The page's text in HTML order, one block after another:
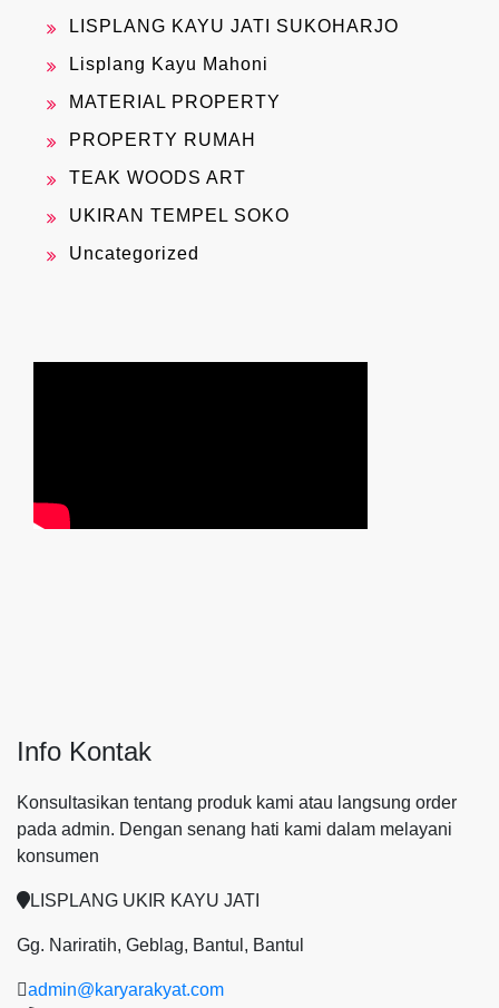
LISPLANG KAYU JATI SUKOHARJO
Lisplang Kayu Mahoni
MATERIAL PROPERTY
PROPERTY RUMAH
TEAK WOODS ART
UKIRAN TEMPEL SOKO
Uncategorized
Info Kontak
Konsultasikan tentang produk kami atau langsung order
pada admin. Dengan senang hati kami dalam melayani
konsumen
LISPLANG UKIR KAYU JATI
Gg. Nariratih, Geblag, Bantul, Bantul
admin@karyarakyat.com